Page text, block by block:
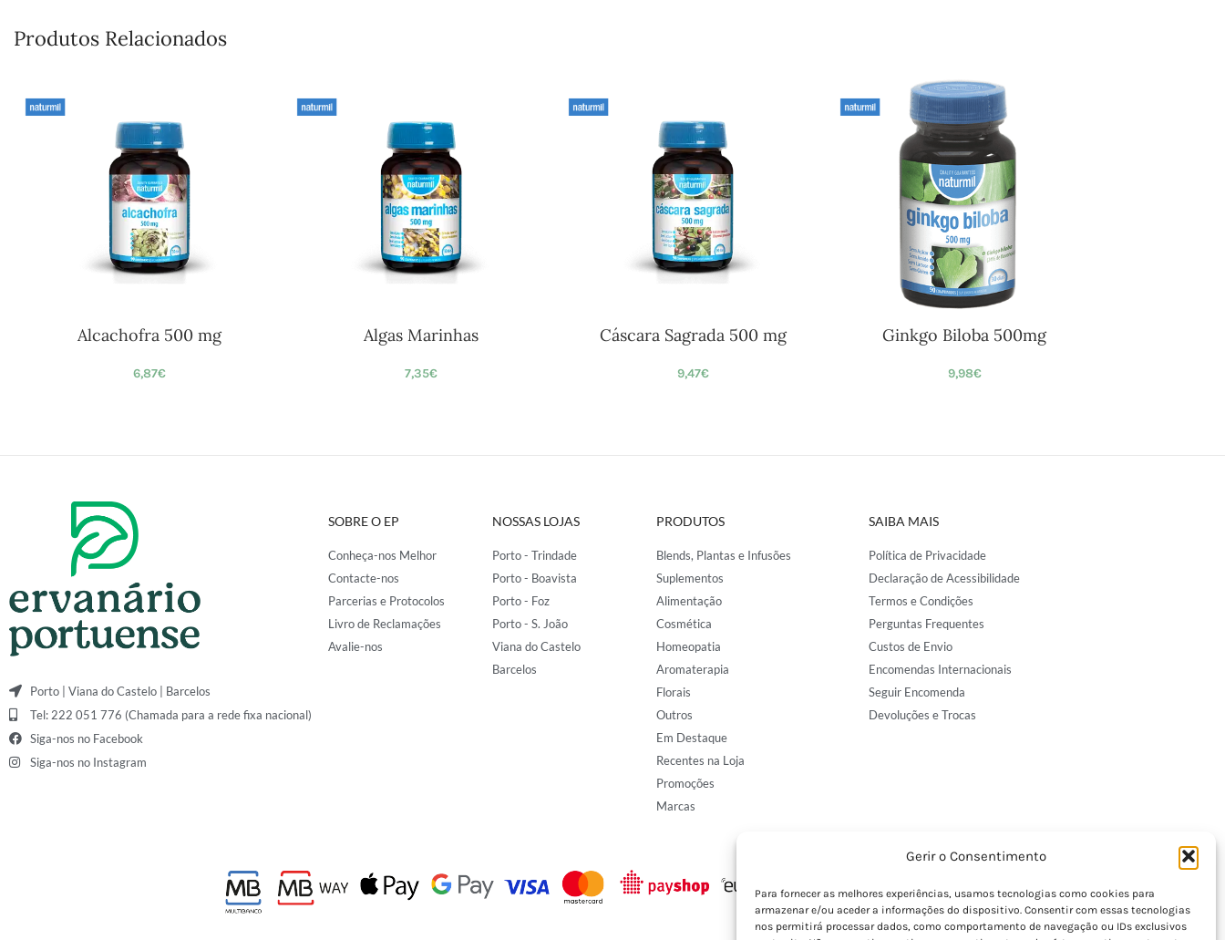
Gerir o Consentimento
Para fornecer as melhores experiências, usamos tecnologias como cookies para
armazenar e/ou aceder a informações do dispositivo. Consentir com essas tecnologias
nos permitirá processar dados, como comportamento de navegação ou IDs exclusivos
Produtos Relacionados
Alcachofra 500 mg
6,87€
Algas Marinhas
7,35€
Cáscara Sagrada 500 mg
9,47€
Ginkgo Biloba 500mg
9,98€
Porto | Viana do Castelo | Barcelos
Tel: 222 051 776 (Chamada para a rede fixa nacional)
Siga-nos no Facebook
Siga-nos no Instagram
SOBRE O EP
Conheça-nos Melhor
Contacte-nos
Parcerias e Protocolos
Livro de Reclamações
Avalie-nos
NOSSAS LOJAS
Porto - Trindade
Porto - Boavista
Porto - Foz
Porto - S. João
Viana do Castelo
Barcelos
PRODUTOS
Blends, Plantas e Infusões
Suplementos
Alimentação
Cosmética
Homeopatia
Aromaterapia
Florais
Outros
Em Destaque
Recentes na Loja
Promoções
Marcas
SAIBA MAIS
Política de Privacidade
Declaração de Acessibilidade
Termos e Condições
Perguntas Frequentes
Custos de Envio
Encomendas Internacionais
Seguir Encomenda
Devoluções e Trocas